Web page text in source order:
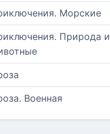
Морские
Природа и
Военная